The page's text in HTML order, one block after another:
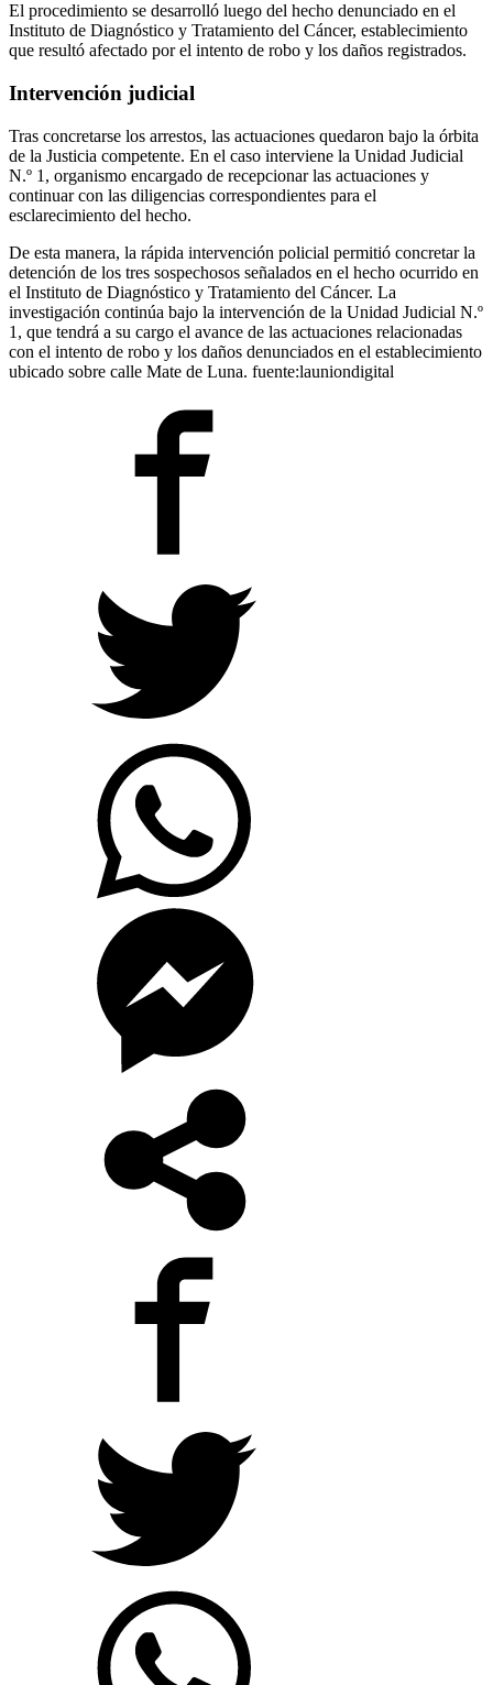
El procedimiento se desarrolló luego del hecho denunciado en el
Instituto de Diagnóstico y Tratamiento del Cáncer, establecimiento
que resultó afectado por el intento de robo y los daños registrados.
Intervención judicial
Tras concretarse los arrestos, las actuaciones quedaron bajo la órbita
de la Justicia competente. En el caso interviene la Unidad Judicial
N.º 1, organismo encargado de recepcionar las actuaciones y
continuar con las diligencias correspondientes para el
esclarecimiento del hecho.
De esta manera, la rápida intervención policial permitió concretar la
detención de los tres sospechosos señalados en el hecho ocurrido en
el Instituto de Diagnóstico y Tratamiento del Cáncer. La
investigación continúa bajo la intervención de la Unidad Judicial N.º
1, que tendrá a su cargo el avance de las actuaciones relacionadas
con el intento de robo y los daños denunciados en el establecimiento
ubicado sobre calle Mate de Luna. fuente:launiondigital